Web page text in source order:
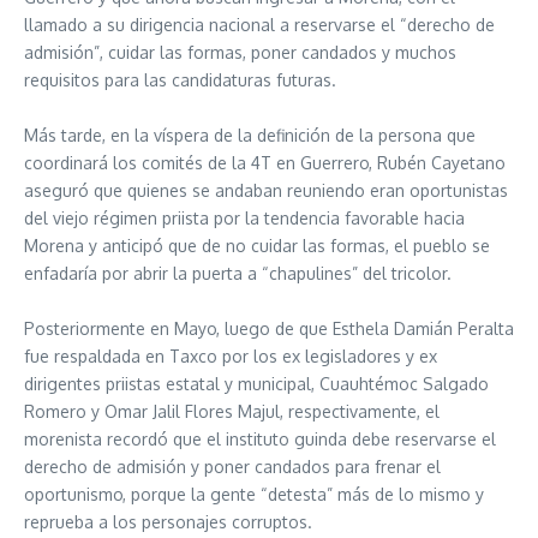
llamado a su dirigencia nacional a reservarse el “derecho de
admisión”, cuidar las formas, poner candados y muchos
requisitos para las candidaturas futuras.
Más tarde, en la víspera de la definición de la persona que
coordinará los comités de la 4T en Guerrero, Rubén Cayetano
aseguró que quienes se andaban reuniendo eran oportunistas
del viejo régimen priista por la tendencia favorable hacia
Morena y anticipó que de no cuidar las formas, el pueblo se
enfadaría por abrir la puerta a “chapulines” del tricolor.
Posteriormente en Mayo, luego de que Esthela Damián Peralta
fue respaldada en Taxco por los ex legisladores y ex
dirigentes priistas estatal y municipal, Cuauhtémoc Salgado
Romero y Omar Jalil Flores Majul, respectivamente, el
morenista recordó que el instituto guinda debe reservarse el
derecho de admisión y poner candados para frenar el
oportunismo, porque la gente “detesta” más de lo mismo y
reprueba a los personajes corruptos.